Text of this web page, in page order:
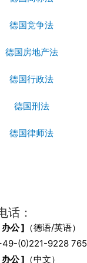
德国竞争法
德国房地产法
德国行政法
德国刑法
德国律师法
话：
公 ] （德语/英语）
(0)221-9228 765
公 ] （中文）